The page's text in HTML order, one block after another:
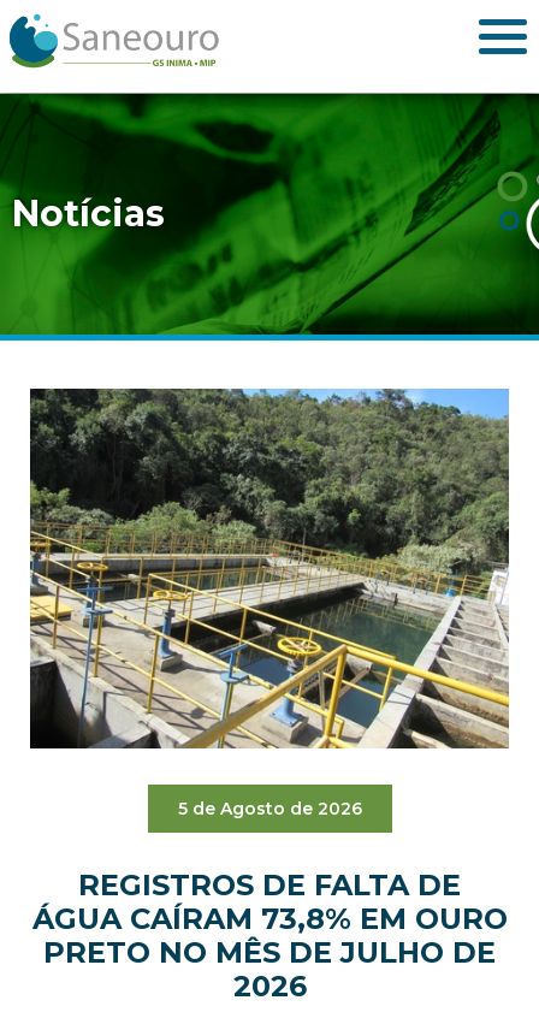
Notícias
5 de Agosto de 2026
REGISTROS DE FALTA DE
ÁGUA CAÍRAM 73,8% EM OURO
PRETO NO MÊS DE JULHO DE
2026